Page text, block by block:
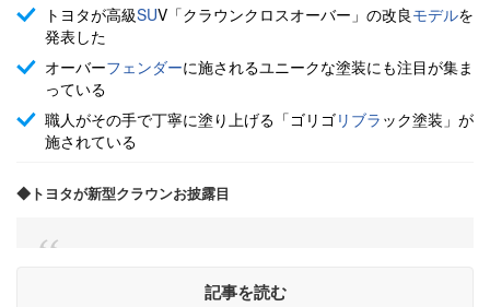
トヨタが高級SUV「クラウンクロスオーバー」の改良モデルを
発表した
オーバーフェンダーに施されるユニークな塗装にも注目が集ま
っている
職人がその手で丁寧に塗り上げる「ゴリゴリブラ ック塗装」が
施されている
◆トヨタが新型クラウンお披露目
記事を読む